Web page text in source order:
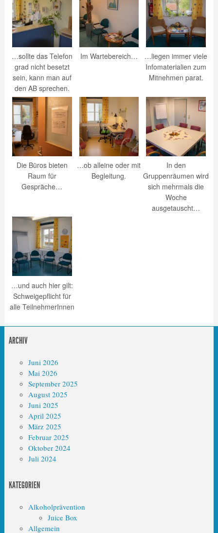
…sollte das Telefon
grad nicht besetzt
sein, kann man auf
den AB sprechen.
Im Wartebereich…
…liegen immer viele
Infomaterialien zum
Mitnehmen parat.
Die Büros bieten
Raum für
Gespräche…
…ob alleine oder mit
Begleitung.
In den
Gruppenräumen wird
sich mehrmals die
Woche
ausgetauscht…
…und auch hier gilt:
Schweigepflicht für
alle TeilnehmerInnen
ARCHIV
Juni 2026
Mai 2026
September 2025
August 2025
Juni 2025
April 2025
März 2025
Februar 2025
Oktober 2024
Juli 2024
KATEGORIEN
Alkoholprävention
Juice Box
Allgemein